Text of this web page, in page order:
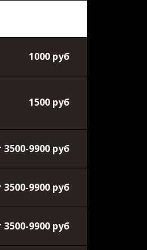
1000 руб
1500 руб
3500-9900 руб
3500-9900 руб
3500-9900 руб